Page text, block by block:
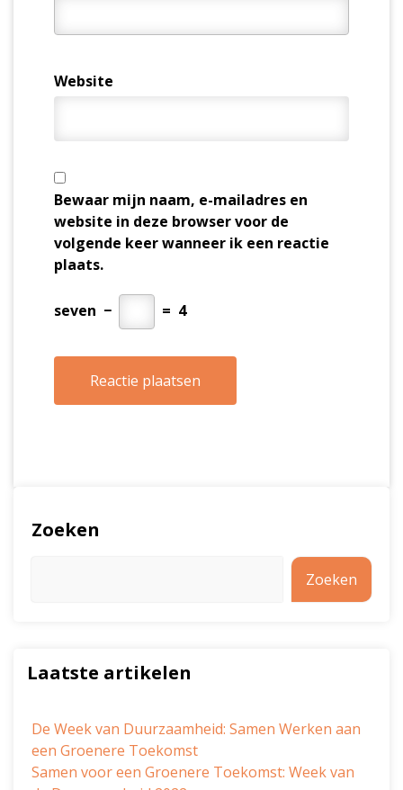
Website
Bewaar mijn naam, e-mailadres en
website in deze browser voor de
volgende keer wanneer ik een reactie
plaats.
seven − = 4
Zoeken
Zoeken
Laatste artikelen
De Week van Duurzaamheid: Samen Werken aan
een Groenere Toekomst
Samen voor een Groenere Toekomst: Week van